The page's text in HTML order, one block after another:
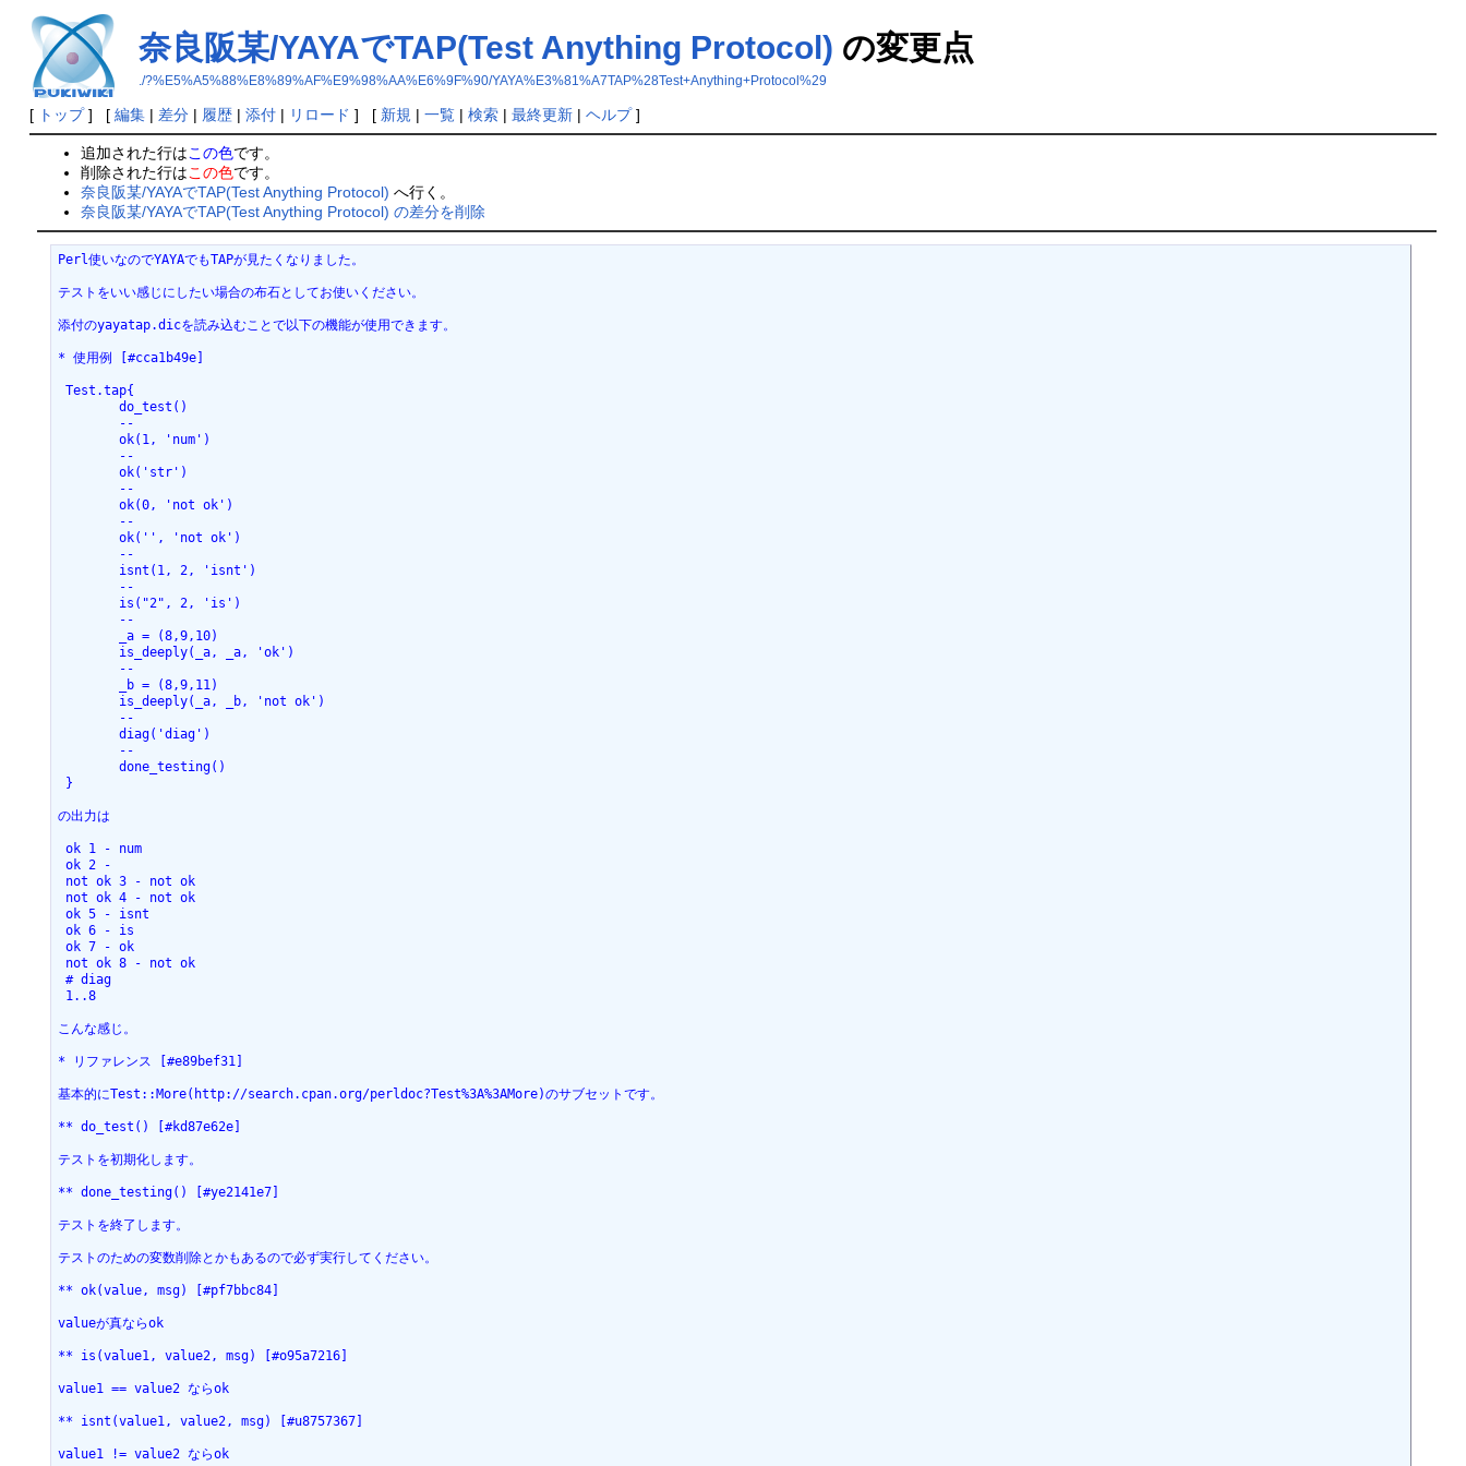
奈良阪某/YAYAでTAP(Test Anything Protocol) の変更点
./?%E5%A5%88%E8%89%AF%E9%98%AA%E6%9F%90/YAYA%E3%81%A7TAP%28Test+Anything+Protocol%29
[ トップ] [ 編集| 差分| 履歴| 添付| リロード ] [ 新規 | 一覧| 検索| 最終更新| ヘルプ]
追加された行はこの色です。
削除された行はこの色です。
奈良阪某/YAYAでTAP(Test Anything Protocol) へ行く。
奈良阪某/YAYAでTAP(Test Anything Protocol) の差分を削除
Perl使いなのでYAYAでもTAPが見たくなりました。
テストをいい感じにしたい場合の布石としてお使いください。
添付のyayatap.dicを読み込むことで以下の機能が使用できます。
* 使用例 [#cca1b49e]
Test.tap{
do_test()
--
ok(1, 'num')
--
ok('str')
--
ok(0, 'not ok')
--
ok('', 'not ok')
--
isnt(1, 2, 'isnt')
--
is("2", 2, 'is')
--
_a = (8,9,10)
is_deeply(_a, _a, 'ok')
--
_b = (8,9,11)
is_deeply(_a, _b, 'not ok')
--
diag('diag')
--
done_testing()
}
の出力は
ok 1 - num
ok 2 -
not ok 3 - not ok
not ok 4 - not ok
ok 5 - isnt
ok 6 - is
ok 7 - ok
not ok 8 - not ok
# diag
1..8
こんな感じ。
* リファレンス [#e89bef31]
基本的にTest::More(http://search.cpan.org/perldoc?Test%3A%3AMore)のサブセットです。
** do_test() [#kd87e62e]
テストを初期化します。
** done_testing() [#ye2141e7]
テストを終了します。
テストのための変数削除とかもあるので必ず実行してください。
** ok(value, msg) [#pf7bbc84]
valueが真ならok
** is(value1, value2, msg) [#o95a7216]
value1 == value2 ならok
** isnt(value1, value2, msg) [#u8757367]
value1 != value2 ならok